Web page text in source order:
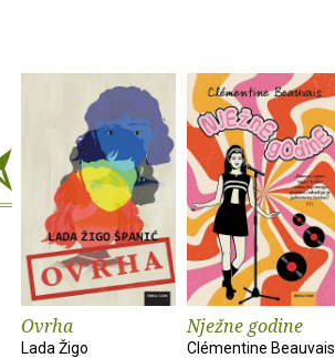
Ovrha
Lada Žigo
Nježne godine
Clémentine Beauvais